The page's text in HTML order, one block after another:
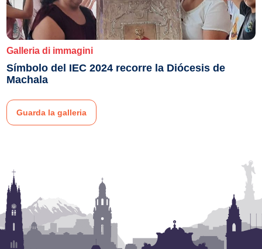
Galleria di immagini
Símbolo del IEC 2024 recorre la Diócesis de
Machala
Guarda la galleria